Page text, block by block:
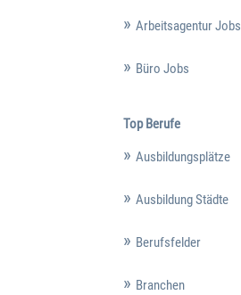
Arbeitsagentur Jobs
Büro Jobs
Top Berufe
Ausbildungsplätze
Ausbildung Städte
Berufsfelder
Branchen